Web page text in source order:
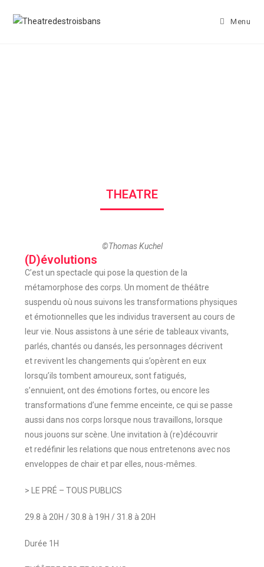
Menu
THEATRE
©Thomas Kuchel
(D)évolutions
C’est un spectacle qui pose la question de la
métamorphose des corps. Un moment de théâtre
suspendu où nous suivons les transformations physiques
et émotionnelles que les individus traversent au cours de
leur vie. Nous assistons à une série de tableaux vivants,
parlés, chantés ou dansés, les personnages décrivent
et revivent les changements qui s’opèrent en eux
lorsqu’ils tombent amoureux, sont fatigués,
s’ennuient, ont des émotions fortes, ou encore les
transformations d’une femme enceinte, ce qui se passe
aussi dans nos corps lorsque nous travaillons, lorsque
nous jouons sur scène. Une invitation à (re)découvrir
et redéfinir les relations que nous entretenons avec nos
enveloppes de chair et par elles, nous-mêmes.
> LE PRÉ – TOUS PUBLICS
29.8 à 20H / 30.8 à 19H / 31.8 à 20H
Durée 1H